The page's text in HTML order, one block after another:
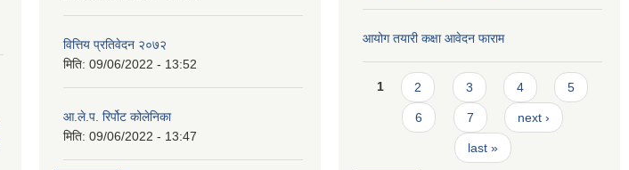
वित्तिय प्रतिवेदन २०७२
मिति: 09/06/2022 - 13:52
आ.ले.प. रिर्पोट कोलेनिका
मिति: 09/06/2022 - 13:47
आयोग तयारी कक्षा आवेदन फाराम
Pages
1 2 3 4 5
6 7 next ›
last »